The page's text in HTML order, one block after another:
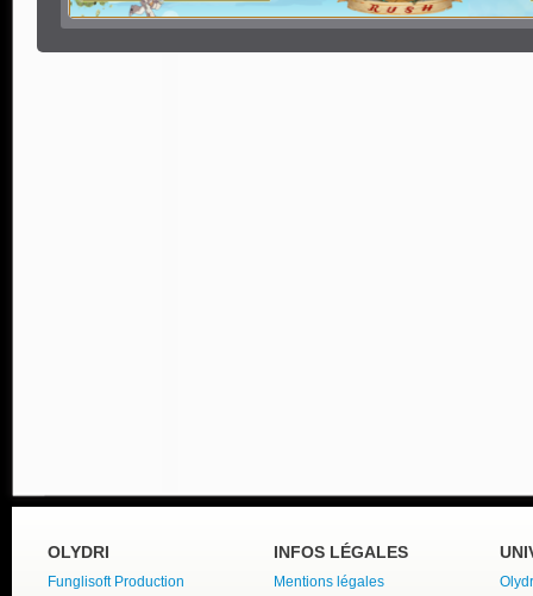
OLYDRI
Funglisoft Production
INFOS LÉGALES
Mentions légales